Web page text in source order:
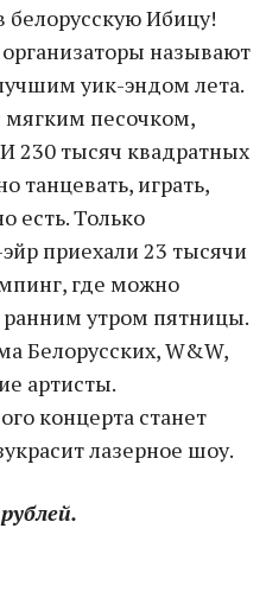
Ибицу!
называют
уик-эндом лета.
мягким песочком,
230 тысяч квадратных
танцевать, играть,
есть. Только
приехали 23 тысячи
где можно
ранним утром пятницы.
Белорусских, W&W,
артисты.
концерта станет
лазерное шоу.